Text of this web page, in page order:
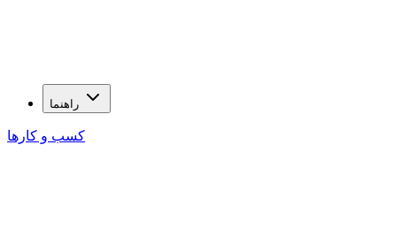
راهنما
کسب و کارها